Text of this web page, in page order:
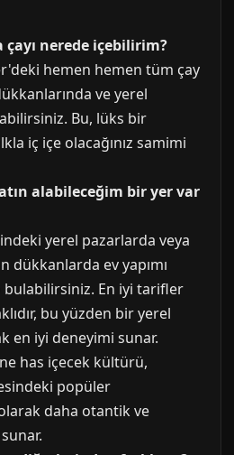
nerede içebilirim?
hemen hemen tüm çay
ve yerel
Bu, lüks bir
iç içe olacağınız samimi
alabileceğim bir yer var
yerel pazarlarda veya
dükkanlarda ev yapımı
En iyi tarifler
bu yüzden bir yerel
en iyi deneyimi sunar.
has içecek kültürü,
popüler
daha otantik ve